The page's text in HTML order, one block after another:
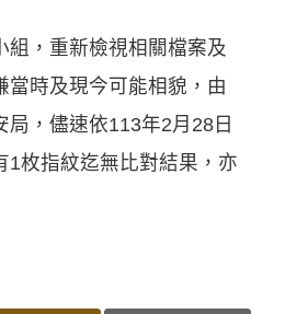
，重新檢視相關檔案及
時及現今可能相貌，由
，儘速依113年2月28日
1枚指紋迄無比對結果，亦